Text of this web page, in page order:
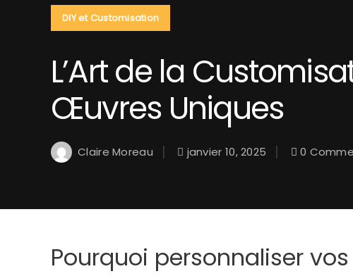
DIY et Customisation
L’Art de la
Œuvres Uniques
Claire Moreau janvier 10, 2025 0
Pourquoi personnaliser vos